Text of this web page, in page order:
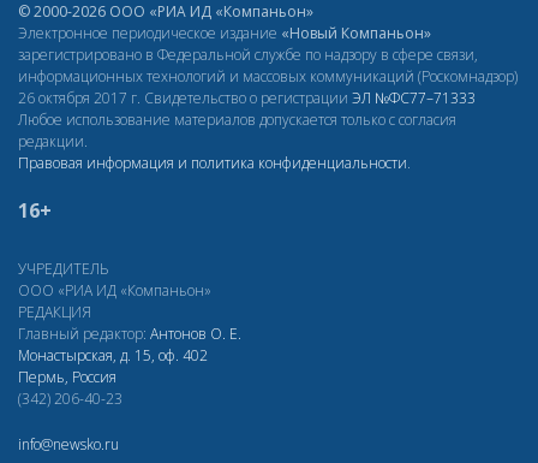
© 2000-2026 ООО «РИА ИД «Компаньон»
Электронное периодическое издание «Новый Компаньон»
зарегистрировано в Федеральной службе по надзору в сфере связи,
информационных технологий и массовых коммуникаций (Роскомнадзор)
26 октября 2017 г. Свидетельство о регистрации ЭЛ №ФС77–71333
Любое использование материалов допускается только с согласия
редакции.
Правовая информация и политика конфиденциальности.
16+
УЧРЕДИТЕЛЬ
ООО «РИА ИД «Компаньон»
РЕДАКЦИЯ
Главный редактор: Антонов О. Е.
Монастырская, д. 15, оф. 402
Пермь, Россия
(342) 206-40-23
info@newsko.ru